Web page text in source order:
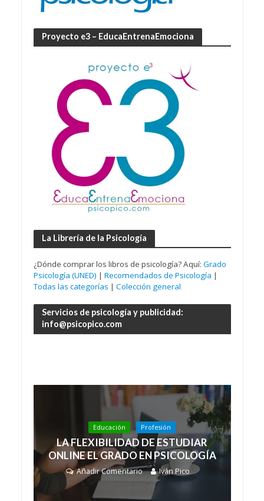
Proyecto e3 – EducaEntrenaEmociona
La Librería de la Psicología
¿Dónde comprar los libros de psicología? Aquí: Grado
Psicología (UNED) | Recomendados de Psicología |
Todas las categorías | Colección general
Servicios de psicología y publicidad:
info@psicopico.com
Educación Profesión
LA FLEXIBILIDAD DE ESTUDIAR
ONLINE EL GRADO EN PSICOLOGÍA
Añadir Comentario Iván Pico